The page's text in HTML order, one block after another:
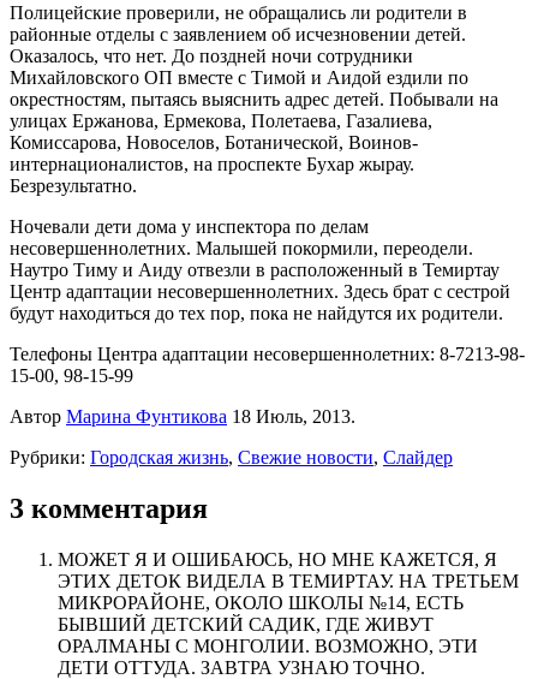
Полицейские проверили, не обращались ли родители в
районные отделы с заявлением об исчезновении детей.
Оказалось, что нет. До поздней ночи сотрудники
Михайловского ОП вместе с Тимой и Аидой ездили по
окрестностям, пытаясь выяснить адрес детей. Побывали на
улицах Ержанова, Ермекова, Полетаева, Газалиева,
Комиссарова, Новоселов, Ботанической, Воинов-
интернационалистов, на проспекте Бухар жырау.
Безрезультатно.
Ночевали дети дома у инспектора по делам
несовершеннолетних. Малышей покормили, переодели.
Наутро Тиму и Аиду отвезли в расположенный в Темиртау
Центр адаптации несовершеннолетних. Здесь брат с сестрой
будут находиться до тех пор, пока не найдутся их родители.
Телефоны Центра адаптации несовершеннолетних: 8-7213-98-
15-00, 98-15-99
Автор Марина Фунтикова 18 Июль, 2013.
Рубрики: Городская жизнь, Свежие новости, Слайдер
3 комментария
МОЖЕТ Я И ОШИБАЮСЬ, НО МНЕ КАЖЕТСЯ, Я
ЭТИХ ДЕТОК ВИДЕЛА В ТЕМИРТАУ. НА ТРЕТЬЕМ
МИКРОРАЙОНЕ, ОКОЛО ШКОЛЫ №14, ЕСТЬ
БЫВШИЙ ДЕТСКИЙ САДИК, ГДЕ ЖИВУТ
ОРАЛМАНЫ С МОНГОЛИИ. ВОЗМОЖНО, ЭТИ
ДЕТИ ОТТУДА. ЗАВТРА УЗНАЮ ТОЧНО.